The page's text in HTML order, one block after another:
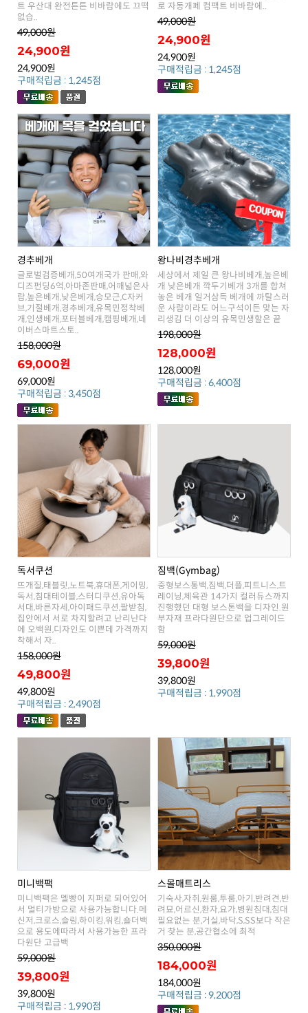
없습..
49,000원
24,900원
24,900원
구매적립금 : 1,245점
로 자동개폐 컴팩트 비바람에..
49,000원
24,900원
24,900원
구매적립금 : 1,245점
경추베개
이버스마트스토..
158,000원
69,000원
69,000원
구매적립금 : 3,450점
왕나비경추베개
리생김 더 이상의 유목민생할은 끝
198,000원
128,000원
128,000원
구매적립금 : 6,400점
독서쿠션
착해서 자..
158,000원
49,800원
49,800원
구매적립금 : 2,490점
짐백(Gymbag)
함
59,000원
39,800원
39,800원
구매적립금 : 1,990점
미니백팩
다원단 고급백
59,000원
39,800원
39,800원
구매적립금 : 1,990점
스몰매트리스
거 찾는 분,공간협소에 최적
350,000원
184,000원
184,000원
구매적립금 : 9,200점